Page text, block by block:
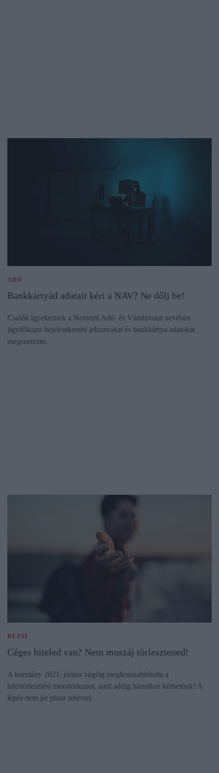
ADÓ
Bankkártyád adatait kéri a NAV? Ne dőlj be!
Csalók igyekeznek a Nemzeti Adó- és Vámhivatal nevében
ügyfélkapu bejelentkezési jelszavakat és bankkártya adatokat
megszerezni.
REZSI
Céges hiteled van? Nem muszáj törlesztened!
A kormány 2021. június végéig meghosszabbította a
hiteltörlesztési moratóriumot, amit addig bármikor kérhetünk! A
lépés nem jár plusz teherrel.